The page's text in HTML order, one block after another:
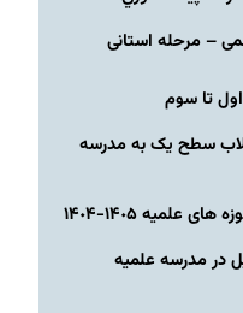
– مرحله استانی
تا سوم
سطح یک به مدرسه
علمیه ١۴٠۵-١۴٠۴
در مدرسه علمیه